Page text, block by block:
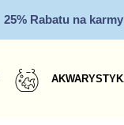
25% Rabatu na